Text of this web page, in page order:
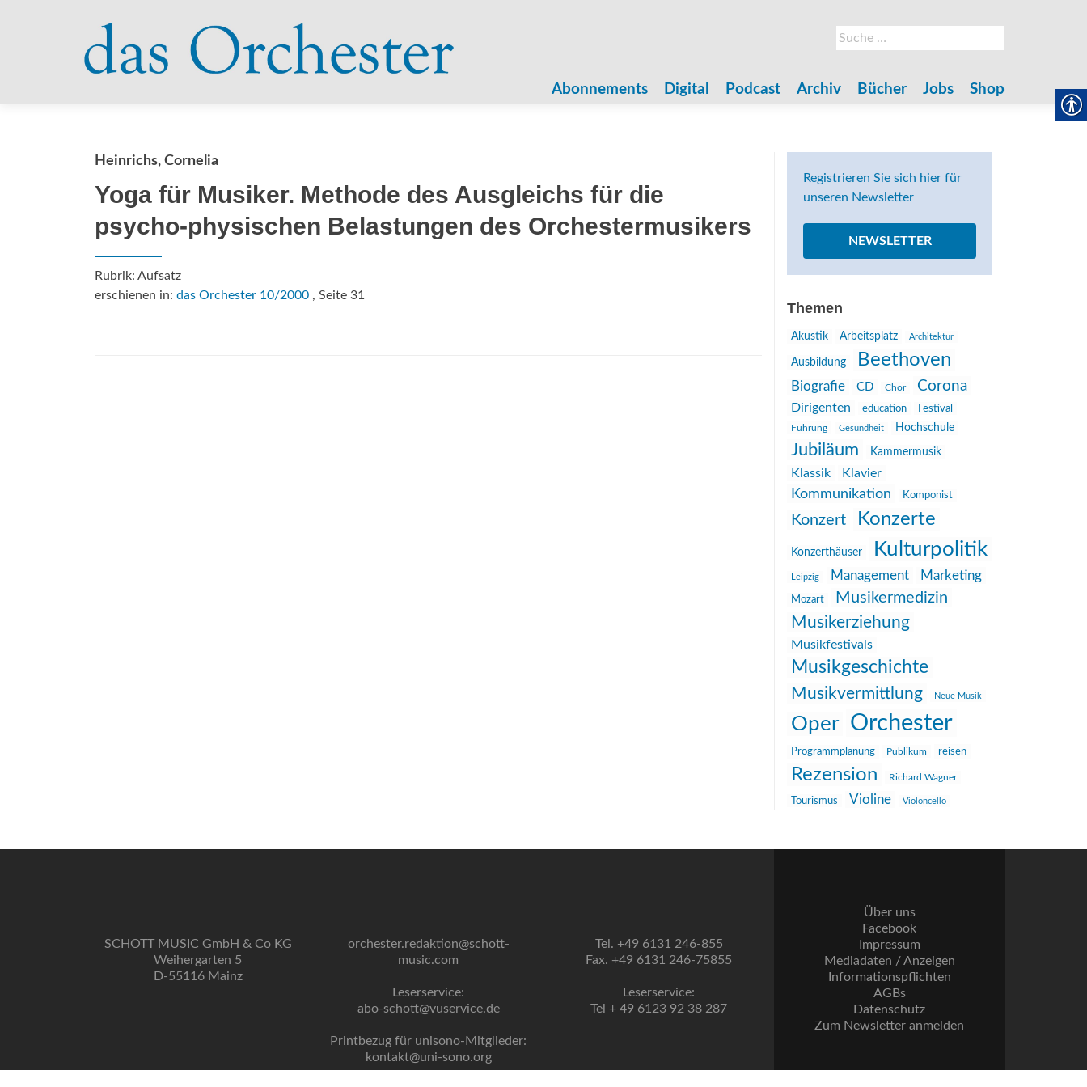
Suche
nach:
Abonnements Digital Podcast Archiv Bücher Jobs Shop
Heinrichs, Cornelia
Yoga für Musiker. Methode des Ausgleichs für die
psycho-physischen Belastungen des Orchestermusikers
Rubrik: Aufsatz
erschienen in: das Orchester 10/2000 , Seite 31
Registrieren Sie sich hier für
unseren Newsletter
NEWSLETTER
Themen
Akustik Arbeitsplatz Architektur
Ausbildung Beethoven
Biografie CD Chor Corona
Dirigenten education
Festival
Führung
Gesundheit Hochschule
Jubiläum Kammermusik
Klassik Klavier
Kommunikation Komponist
Konzert Konzerte
Konzerthäuser Kulturpolitik
Leipzig Management Marketing
Mozart Musikermedizin
Musikerziehung
Musikfestivals
Musikgeschichte
Musikvermittlung Neue Musik
Oper Orchester
Programmplanung Publikum reisen
Rezension Richard Wagner
Tourismus Violine Violoncello
SCHOTT MUSIC GmbH & Co KG
Weihergarten 5
D-55116 Mainz
orchester.redaktion@schott-
music.com
Leserservice:
abo-schott@vuservice.de
Printbezug für unisono-Mitglieder:
kontakt@uni-sono.org
Tel. +49 6131 246-855
Fax. +49 6131 246-75855
Leserservice:
Tel + 49 6123 92 38 287
Über uns
Facebook
Impressum
Mediadaten / Anzeigen
Informationspflichten
AGBs
Datenschutz
Zum Newsletter anmelden